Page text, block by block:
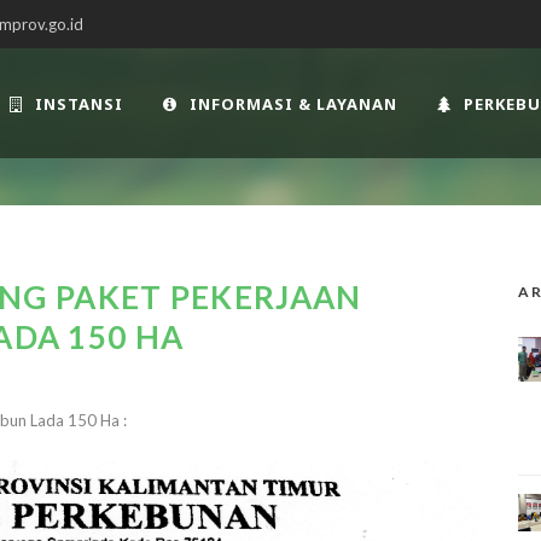
INSTANSI INFORMASI & LAYANAN
PAKET PEKERJAAN
150 HA
Lada 150 Ha :